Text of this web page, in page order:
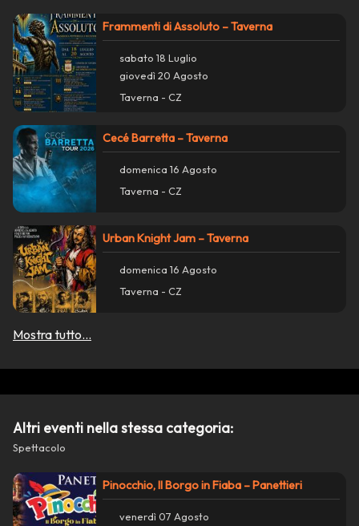
Azioni
Condividi su WhatsApp
Frammenti di Assoluto – Taverna
sabato 18 Luglio
giovedì 20 Agosto
Taverna - CZ
Cecé Barretta – Taverna
domenica 16 Agosto
Taverna - CZ
Urban Knight Jam – Taverna
domenica 16 Agosto
Taverna - CZ
Mostra tutto...
Altri eventi nella stessa categoria:
Spettacolo
Pinocchio, Il Borgo in Fiaba – Panettieri
venerdì 07 Agosto